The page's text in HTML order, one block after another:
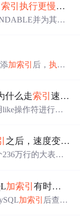
索引执行更慢 了呢
并为其多
。解决办法通常
等参数，优
加索引 后，执行
什么走索引速度反而
操作符进行模
询详细数据时，
索引时需要考虑
之后，速度变慢了
万行的大表添
。问题在于为何
加索引有时不如无
加索引 后查询